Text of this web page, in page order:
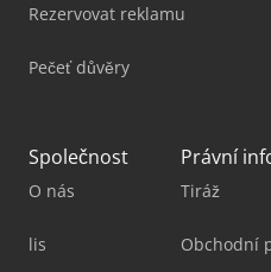
Rezervovat reklamu
Pečeť důvěry
Společnost
O nás
lis
Právní
Tiráž
Obchodní